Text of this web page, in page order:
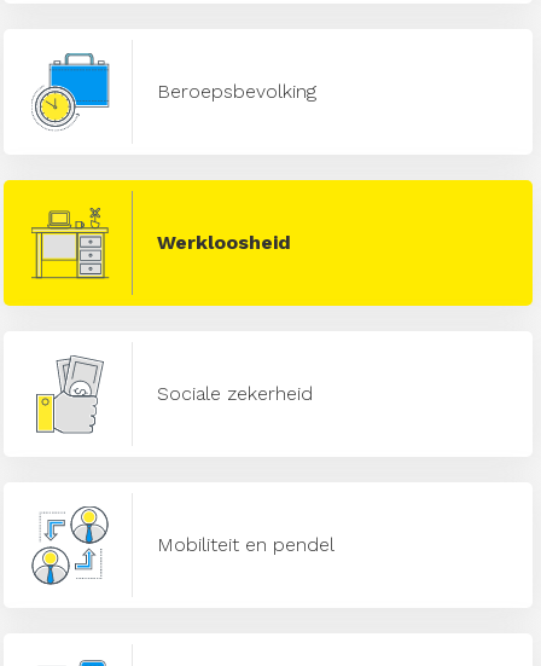
Beroepsbevolking
Werkloosheid
Sociale zekerheid
Mobiliteit en pendel